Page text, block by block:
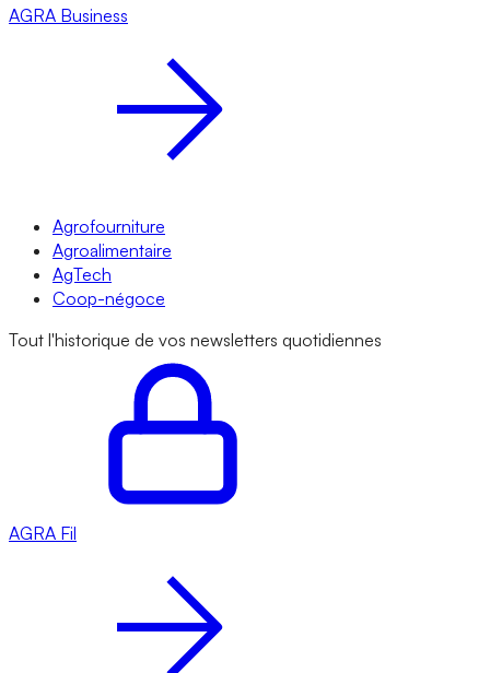
AGRA Business
Agrofourniture
Agroalimentaire
AgTech
Coop-négoce
Tout l'historique de vos newsletters quotidiennes
AGRA Fil